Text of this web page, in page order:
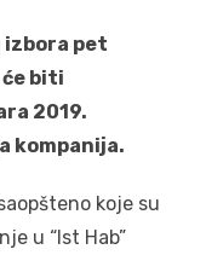
izbora pet
biti
2019.
kompanija.
koje su
u “Ist Hab”